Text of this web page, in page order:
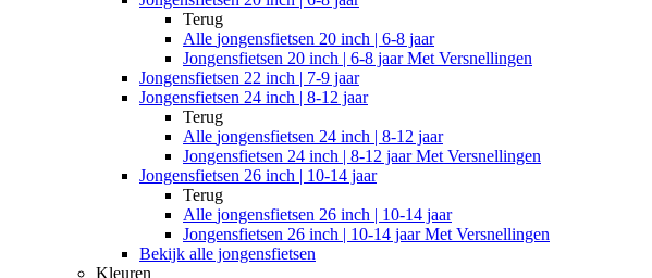
Terug
Alle jongensfietsen 20 inch | 6-8 jaar
Jongensfietsen 20 inch | 6-8 jaar Met Versnellingen
Jongensfietsen 22 inch | 7-9 jaar
Jongensfietsen 24 inch | 8-12 jaar
Terug
Alle jongensfietsen 24 inch | 8-12 jaar
Jongensfietsen 24 inch | 8-12 jaar Met Versnellingen
Jongensfietsen 26 inch | 10-14 jaar
Terug
Alle jongensfietsen 26 inch | 10-14 jaar
Jongensfietsen 26 inch | 10-14 jaar Met Versnellingen
Bekijk alle jongensfietsen
Kleuren